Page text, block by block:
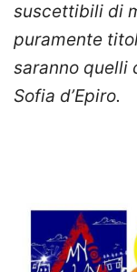
suscettibili di
puramente
saranno quelli
Sofia d’Epiro.